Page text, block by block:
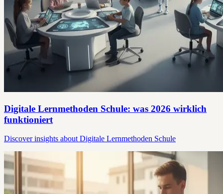
Digitale Lernmethoden Schule: was 2026 wirklich
funktioniert
Discover insights about Digitale Lernmethoden Schule